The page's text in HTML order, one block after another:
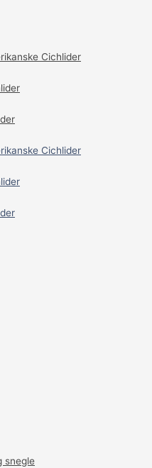
Cichlider
Cichlider
snegle